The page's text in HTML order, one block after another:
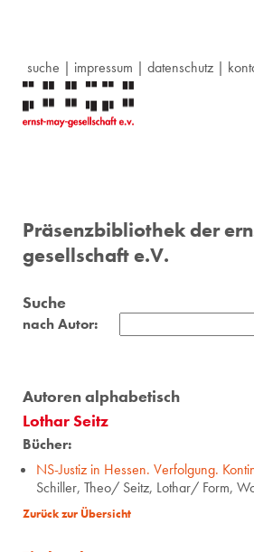
suche | impressum | datenschutz|
Präsenzbibliothek der
gesellschaft e.V.
Suche
nach Autor:
Autoren alphabetisch
Lothar Seitz
Bücher:
NS-Justiz in Hessen. Verfolgung.
Schiller, Theo/ Seitz, Lothar/ Form,
Zurück zur Übersicht